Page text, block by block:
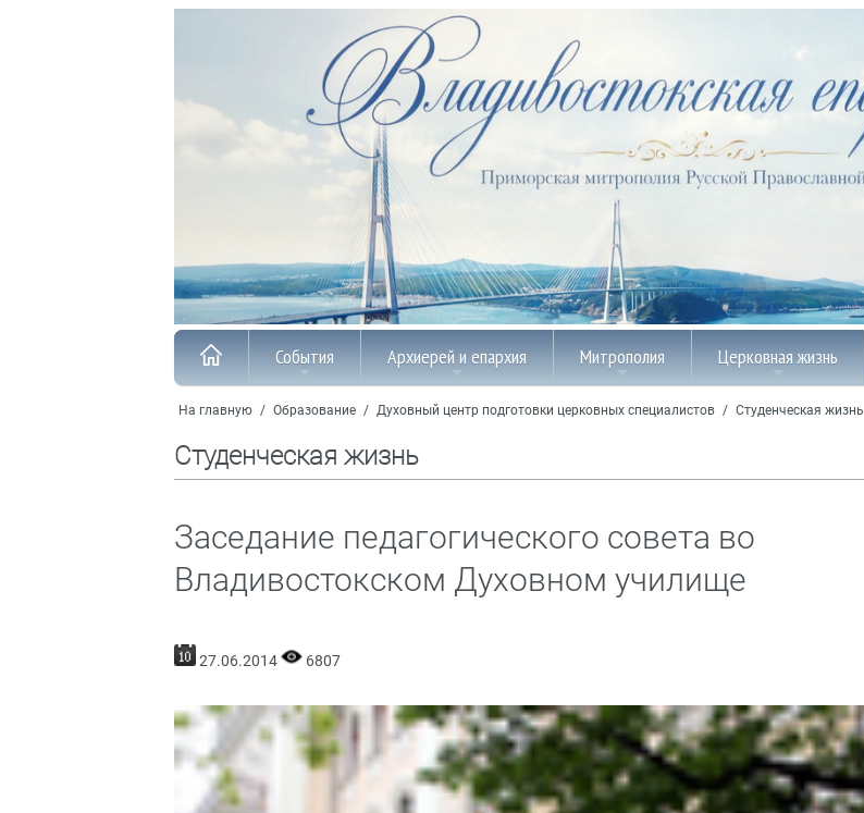
События Архиерей и епархия Митрополия Церковная жизнь
На главную / Образование / Духовный центр подготовки церковных специалистов / Студенческая жизнь
Студенческая жизнь
Заседание педагогического совета во
Владивостокском Духовном училище
27.06.2014 6807